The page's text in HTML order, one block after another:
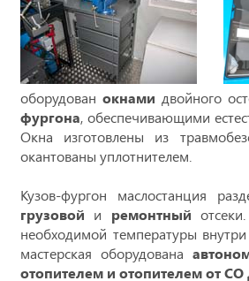
оборудован окнами двойного
фургона, обеспечивающими
Окна изготовлены из
окантованы уплотнителем.
Кузов-фургон маслостанция
грузовой и ремонтный
необходимой температуры
мастерская оборудована
отопителем и отопителем от